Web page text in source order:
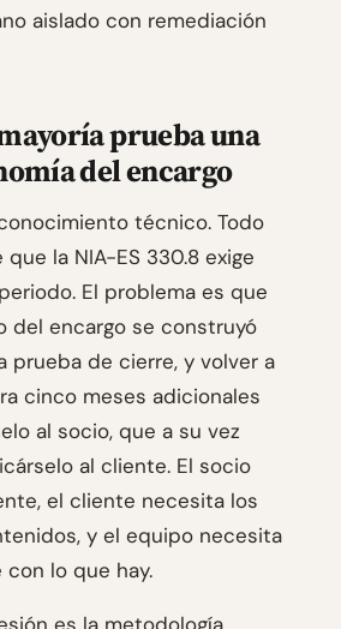
aislado con remediación
prueba una
del encargo
técnico. Todo
la NIA-ES 330.8 exige
El problema es que
del encargo se construyó
prueba de cierre, y volver a
cinco meses adicionales
al socio, que a su vez
al cliente. El socio
el cliente necesita los
y el equipo necesita
lo que hay.